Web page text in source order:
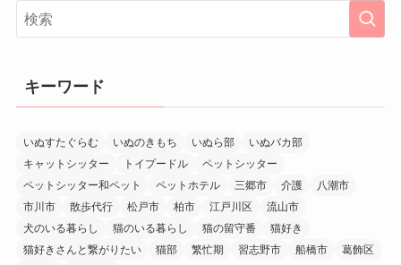
キーワード
いぬすたぐらむ いぬのきもち いぬら部
いぬバカ部
キャットシッター
トイプードル
ペットシッター
ペットシッター和ペット
ペットホテル 三郷市 介護
八潮市
市川市
散歩代行 松戸市 柏市 江戸川区
流山市
犬のいる暮らし
猫のいる暮らし 猫の留守番
猫好き
猫好きさんと繋がりたい
猫部 繁忙期 習志野市 船橋市
葛飾区